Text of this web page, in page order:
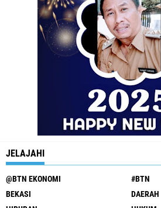
JELAJAHI
@BTN EKONOMI
#BTN
BEKASI
DAERAH